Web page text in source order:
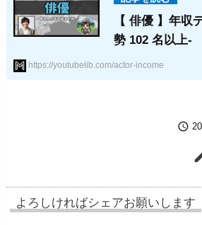
【 俳優 】年収
勢 102 名以上-
https://youtubelib.com/actor-income

よろしければシェアお願いします